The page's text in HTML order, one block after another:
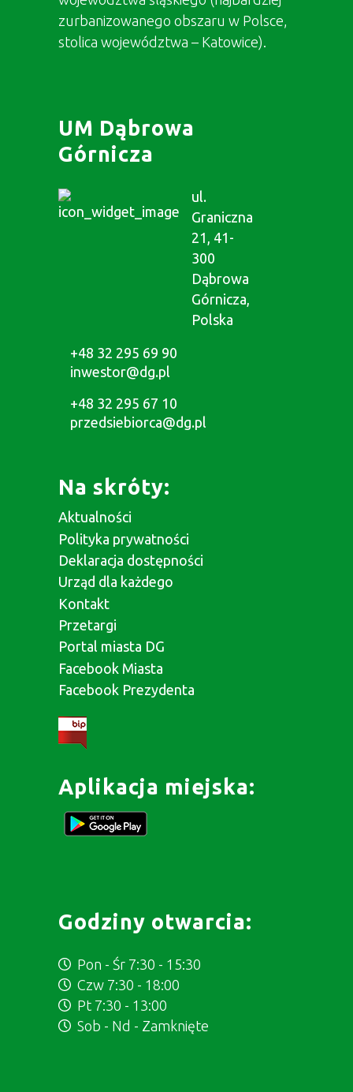
zurbanizowanego obszaru w Polsce,
stolica województwa – Katowice).
UM Dąbrowa
Górnicza
ul.
Graniczna
21, 41-
300
Dąbrowa
Górnicza,
Polska
+48 32 295 69 90
inwestor@dg.pl
+48 32 295 67 10
przedsiebiorca@dg.pl
Na skróty:
Aktualności
Polityka prywatności
Deklaracja dostępności
Urząd dla każdego
Kontakt
Przetargi
Portal miasta DG
Facebook Miasta
Facebook Prezydenta
Aplikacja miejska:
Godziny otwarcia:
Pon - Śr 7:30 - 15:30
Czw 7:30 - 18:00
Pt 7:30 - 13:00
Sob - Nd - Zamknięte